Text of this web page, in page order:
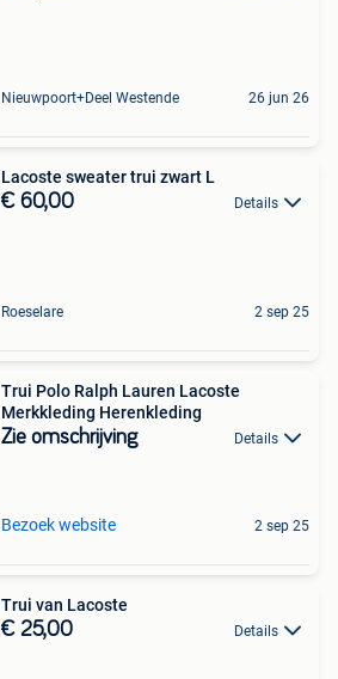
Nieuwpoort+Deel Westende 26 jun 26
Lacoste sweater trui zwart L
€ 60,00 Details
Roeselare 2 sep 25
Trui Polo Ralph Lauren Lacoste
Merkkleding Herenkleding
Zie omschrijving Details
Bezoek website 2 sep 25
Trui van Lacoste
€ 25,00 Details